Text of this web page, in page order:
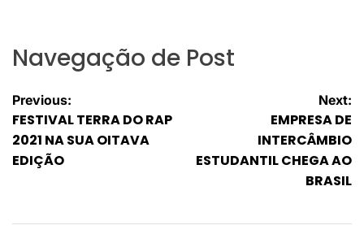
Navegação de Post
Previous:
FESTIVAL TERRA DO RAP
2021 NA SUA OITAVA
EDIÇÃO
Next:
EMPRESA DE
INTERCÂMBIO
ESTUDANTIL CHEGA AO
BRASIL